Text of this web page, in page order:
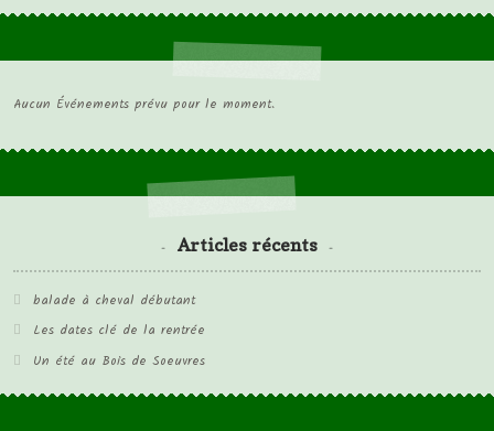
Aucun Événements prévu pour le moment.
Articles récents
balade à cheval débutant
Les dates clé de la rentrée
Un été au Bois de Soeuvres